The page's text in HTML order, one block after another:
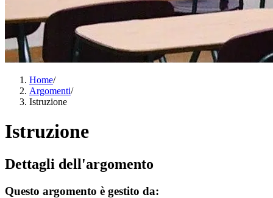
Home/
Argomenti/
Istruzione
Istruzione
Dettagli dell'argomento
Questo argomento è gestito da: